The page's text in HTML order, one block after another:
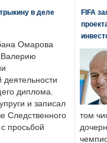
в деле
Омарова
Валерию
деятельности
диплома.
и записал
Следственного
просьбой
FIFA
том